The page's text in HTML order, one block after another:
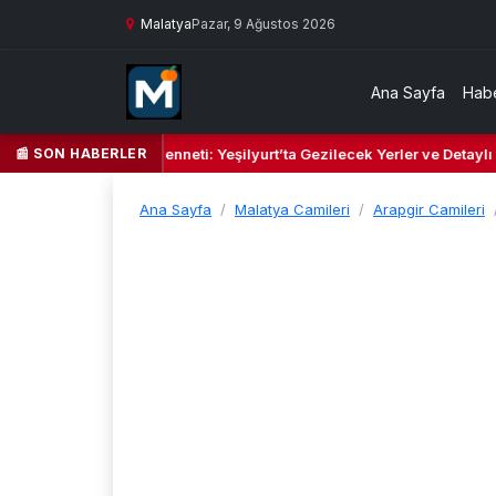
MalatyaPazar, 9 Ağustos 2026
Ana Sayfa
📰 SON HABERLER
Kalbi ve Kültür Cenneti: Yeşilyurt’ta Gezilecek Yerler ve Detaylı
Ana Sayfa Malatya Camileri Arapgir Camileri